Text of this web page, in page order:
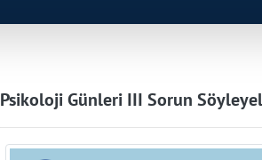
Psikoloji Günleri III Sorun